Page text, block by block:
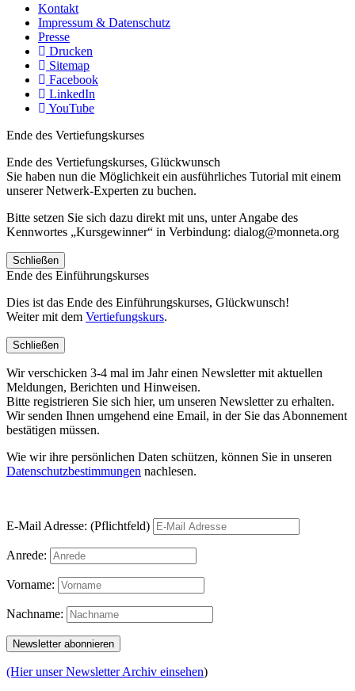
Kontakt
Impressum & Datenschutz
Presse
Drucken
Sitemap
Facebook
LinkedIn
YouTube
Ende des Vertiefungskurses
Ende des Vertiefungskurses, Glückwunsch
Sie haben nun die Möglichkeit ein ausführliches Tutorial mit einem
unserer Netwerk-Experten zu buchen.
Bitte setzen Sie sich dazu direkt mit uns, unter Angabe des
Kennwortes „Kursgewinner“ in Verbindung: dialog@monneta.org
Schließen
Ende des Einführungskurses
Dies ist das Ende des Einführungskurses, Glückwunsch!
Weiter mit dem Vertiefungskurs.
Schließen
Wir verschicken 3-4 mal im Jahr einen Newsletter mit aktuellen
Meldungen, Berichten und Hinweisen.
Bitte registrieren Sie sich hier, um unseren Newsletter zu erhalten.
Wir senden Ihnen umgehend eine Email, in der Sie das Abonnement
bestätigen müssen.
Wie wir ihre persönlichen Daten schützen, können Sie in unseren
Datenschutzbestimmungen nachlesen.
E-Mail Adresse: (Pflichtfeld)
Anrede:
Vorname:
Nachname:
(Hier unser Newsletter Archiv einsehen)